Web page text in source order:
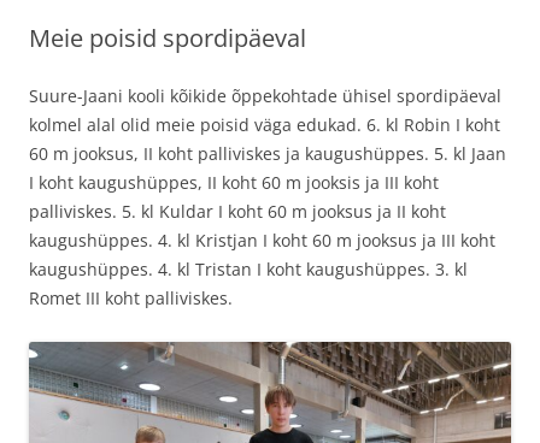
Meie poisid spordipäeval
Suure-Jaani kooli kõikide õppekohtade ühisel spordipäeval
kolmel alal olid meie poisid väga edukad. 6. kl Robin I koht
60 m jooksus, II koht palliviskes ja kaugushüppes. 5. kl Jaan
I koht kaugushüppes, II koht 60 m jooksis ja III koht
palliviskes. 5. kl Kuldar I koht 60 m jooksus ja II koht
kaugushüppes. 4. kl Kristjan I koht 60 m jooksus ja III koht
kaugushüppes. 4. kl Tristan I koht kaugushüppes. 3. kl
Romet III koht palliviskes.